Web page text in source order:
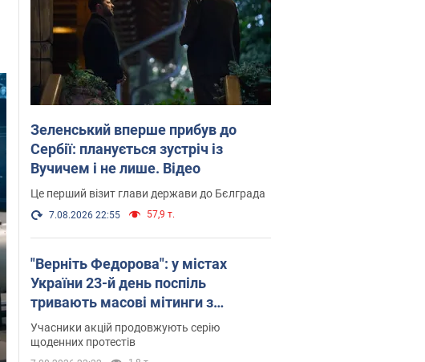
Зеленський вперше прибув до
Сербії: планується зустріч із
Вучичем і не лише. Відео
Це перший візит глави держави до Бєлграда
7.08.2026 22:55 57,9 т.
"Верніть Федорова": у містах
України 23-й день поспіль
тривають масові мітинги з
картонками. Фото і відео
Учасники акцій продовжують серію
щоденних протестів